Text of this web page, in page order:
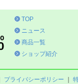
TOP
ニュース
商品一覧
ショップ紹介
プライバシーポリシー